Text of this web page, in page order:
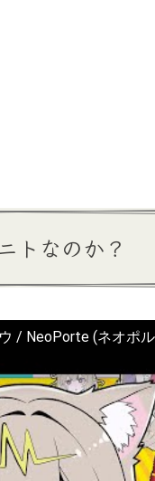
トなのか？
/ NeoPorte (ネオポル